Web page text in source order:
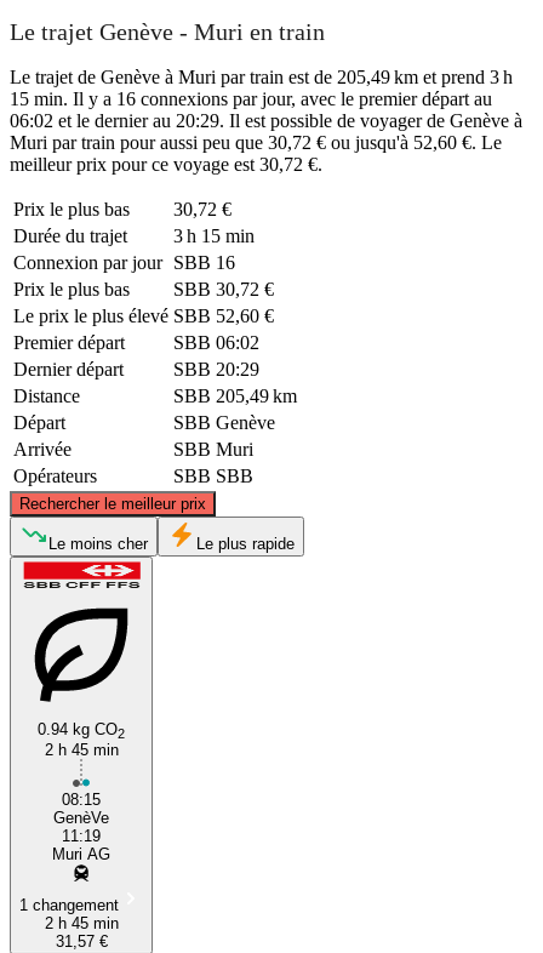
Le trajet Genève - Muri en train
Le trajet de Genève à Muri par train est de 205,49 km et prend 3 h
15 min. Il y a 16 connexions par jour, avec le premier départ au
06:02 et le dernier au 20:29. Il est possible de voyager de Genève à
Muri par train pour aussi peu que 30,72 € ou jusqu'à 52,60 €. Le
meilleur prix pour ce voyage est 30,72 €.
Prix ​​le plus bas
30,72 €
Durée du trajet
3 h 15 min
Connexion par jour SBB 16
Prix ​​le plus bas
SBB 30,72 €
Le prix le plus élevé SBB 52,60 €
Premier départ
SBB 06:02
Dernier départ
SBB 20:29
Distance
SBB 205,49 km
Départ
SBB Genève
Arrivée
SBB Muri
Opérateurs
SBB SBB
Rechercher le meilleur prix
Geneva
Le moins cher Le plus rapide
0.94 kg CO2
2 h 45 min
08:15
GenèVe
11:19
Muri AG
1 changement
2 h 45 min
31,57 €